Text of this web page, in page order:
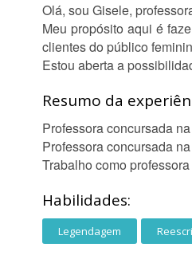
Olá, sou Gisele,
Meu propósito aqui é
clientes do público
Estou aberta a
Resumo da
Professora concursada
Professora concursada
Trabalho como
Habilidades:
Legendagem